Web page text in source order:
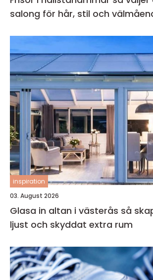
salong för hår, stil och
inspiration
03. August 2026
Glasa in altan i västerås så skapar du ett
ljust och skyddat extra rum